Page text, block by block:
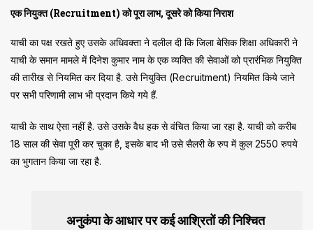
एक नियुक्त (Recruitment) को पूरा लाभ, दूसरे को किया निराश
याची का पक्ष रखते हुए उसके अधिवक्ता ने दलील दी कि जिला बेसिक शिक्षा अधिकारी ने
याची के समान मामले में दिनेश कुमार नाम के एक व्यक्ति की सेवाओं को प्रारंभिक नियुक्ति
की तारीख से नियमित कर दिया है. उसे नियुक्ति (Recruitment) नियमित किये जाने
पर सभी परिणामी लाभ भी प्रदान किये गये हैं.
याची के साथ ऐसा नहीं है. उसे उसके वैध हक से वंचित किया जा रहा है. याची को करीब
18 साल की सेवा पूरी कर चुका है, इसके बाद भी उसे सैलरी के रुप में कुल 2550 रुपये
का भुगतान किया जा रहा है.
अनुकंपा के आधार पर कई आश्रितों की निश्चित